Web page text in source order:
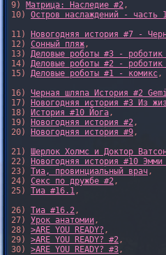
9) Матрица: Наследие #2,
10) Остров наслаждений - часть
11)
Новогодняя история #7 -
12) Сонный пляж,
13) Деловые роботы #3 -
14) Деловые роботы #2 -
15) Деловые роботы #1 - комикс,
16) Черная шляпа История #2
17)
Новогодняя история #3 Из
18)
История #10 Йога,
19)
Новогодняя история #2,
20)
Новогодняя история #9,
21) Шерлок Холмс и Доктор
22)
Новогодняя история #10
23) Тиа, провинциальный врач,
24) Секс по дружбе #2,
25) Тиа #16.1,
26) Тиа #16.2,
27) Урок анатомии,
28) >ARE YOU READY? ,
29) >ARE YOU READY? #2,
30) >ARE YOU READY? #3,